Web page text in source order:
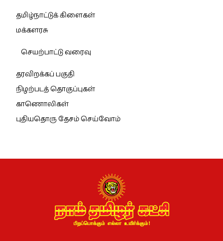
தமிழ்நாட்டுக் கிளைகள்
மக்களரசு
செயற்பாட்டு வரைவு
தரவிறக்கப் பகுதி
நிழற்படத் தொகுப்புகள்
காணொலிகள்
புதியதொரு தேசம் செய்வோம்